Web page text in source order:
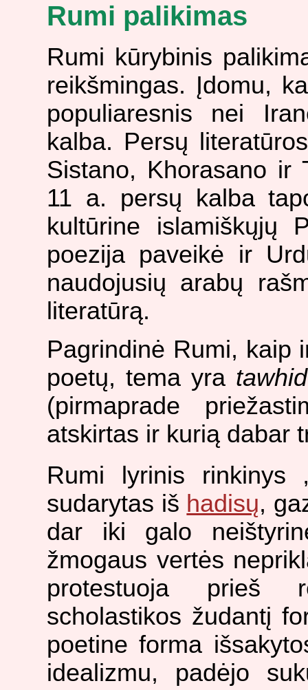
Rumi palikimas
Rumi kūrybinis
reikšmingas. Įdomu,
populiaresnis nei
kalba. Persų
Sistano, Khorasano ir
11 a. persų kalba
kultūrine islamiškųjų
poezija paveikė ir
naudojusių arabų
literatūrą.
Pagrindinė Rumi,
poetų, tema yra tawhid
(pirmaprade
atskirtas ir kurią dabar
Rumi lyrinis rinkinys
sudarytas iš hadisų,
dar iki galo
žmogaus vertės
protestuoja prieš
scholastikos žudantį
poetine forma
idealizmu, padėjo